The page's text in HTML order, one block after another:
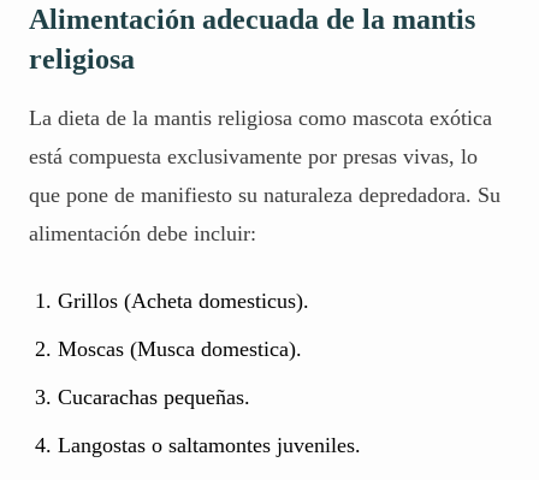
Alimentación adecuada de la mantis
religiosa
La dieta de la mantis religiosa como mascota exótica
está compuesta exclusivamente por presas vivas, lo
que pone de manifiesto su naturaleza depredadora. Su
alimentación debe incluir:
Grillos (Acheta domesticus).
Moscas (Musca domestica).
Cucarachas pequeñas.
Langostas o saltamontes juveniles.